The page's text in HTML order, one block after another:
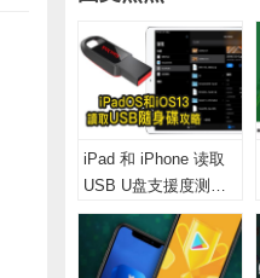
iPad 和 iPhone 读取
USB U盘支援度测
试，实测 iOS 13、
iPadOS 支援格式